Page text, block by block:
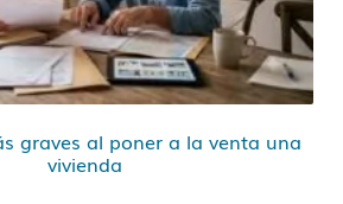
graves al poner a la venta una
vivienda